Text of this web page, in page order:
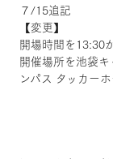
７/15追記
【変更】
開場時間を13:30
開催場所を池袋
ンパス タッカー